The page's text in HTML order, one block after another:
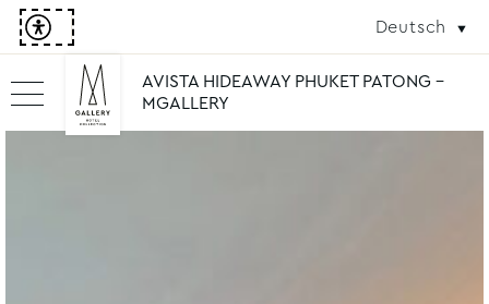
Deutsch
AVISTA HIDEAWAY PHUKET PATONG -
MGALLERY